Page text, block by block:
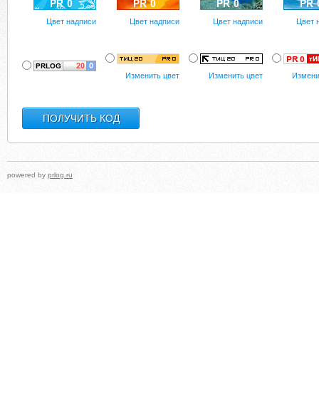
Цвет надписи Цвет надписи Цвет надписи Цвет
Изменить цвет Изменить цвет
powered by prlog.ru